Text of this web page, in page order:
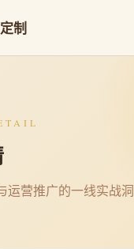
制
运营推广的一线实战洞